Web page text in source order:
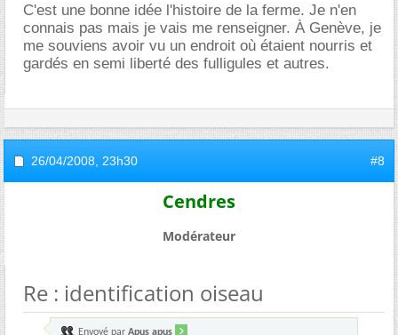
C'est une bonne idée l'histoire de la ferme. Je n'en
connais pas mais je vais me renseigner. À Genève, je
me souviens avoir vu un endroit où étaient nourris et
gardés en semi liberté des fulligules et autres.
26/04/2008, 23h30 #8
Cendres
Modérateur
Re : identification oiseau
Envoyé par Apus apus